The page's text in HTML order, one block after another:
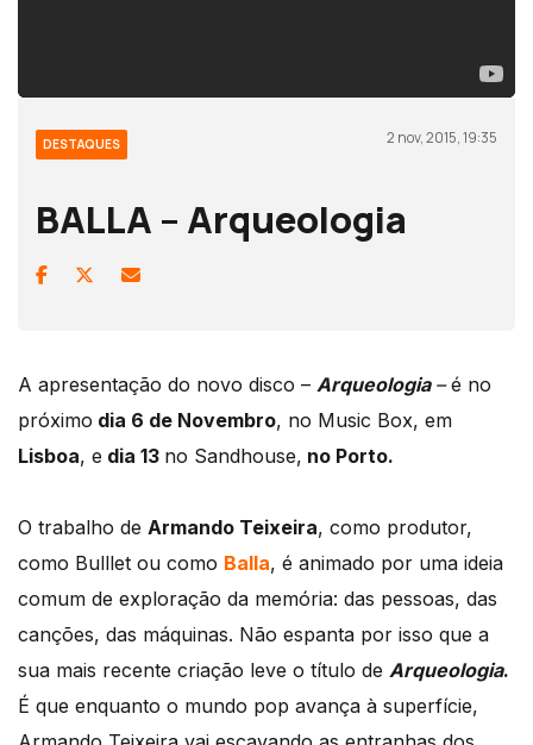
DESTAQUES 2 nov, 2015, 19:35
BALLA – Arqueologia
A apresentação do novo disco – Arqueologia –é no
próximo dia 6 de Novembro, no Music Box, em
Lisboa, e dia 13 no Sandhouse, no Porto.
O trabalho de Armando Teixeira, como produtor,
como Bulllet ou como Balla, é animado por uma ideia
comum de exploração da memória: das pessoas, das
canções, das máquinas. Não espanta por isso que a
sua mais recente criação leve o título de Arqueologia.
É que enquanto o mundo pop avança à superfície,